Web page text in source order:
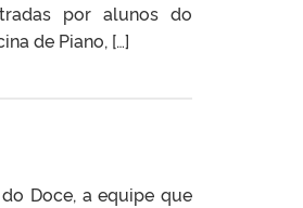
por alunos do
de Piano, […]
Doce, a equipe que